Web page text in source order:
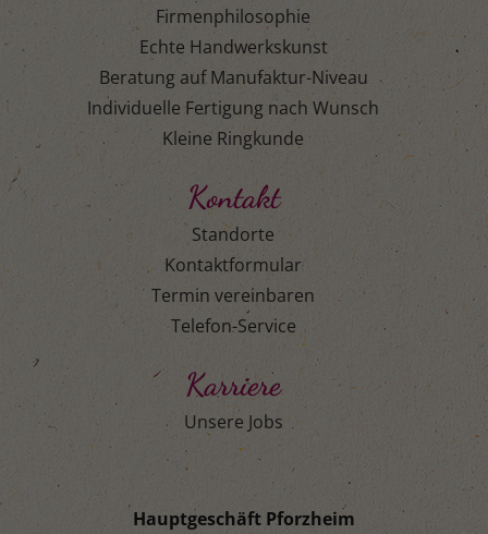
Firmenphilosophie
Echte Handwerkskunst
Beratung auf Manufaktur-Niveau
Individuelle Fertigung nach Wunsch
Kleine Ringkunde
Kontakt
Standorte
Kontaktformular
Termin vereinbaren
Telefon-Service
Karriere
Unsere Jobs
Hauptgeschäft Pforzheim